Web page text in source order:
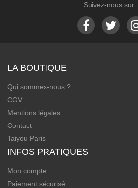
Suivez-nous sur :
LA BOUTIQUE
Qui sommes-nous ?
CGV
Mentions légales
Contact
Taiyou Paris
INFOS PRATIQUES
Mon compte
Paiement sécurisé